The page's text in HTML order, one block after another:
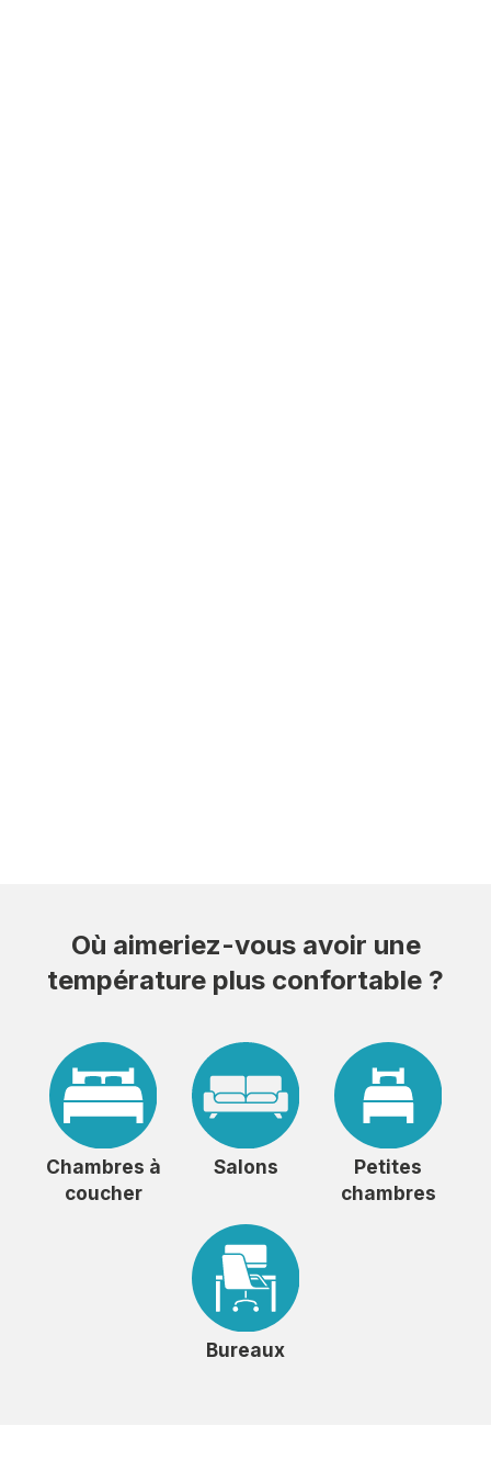
Où aimeriez-vous avoir une
température plus confortable ?
Chambres à
coucher
Salons
Petites
chambres
Bureaux